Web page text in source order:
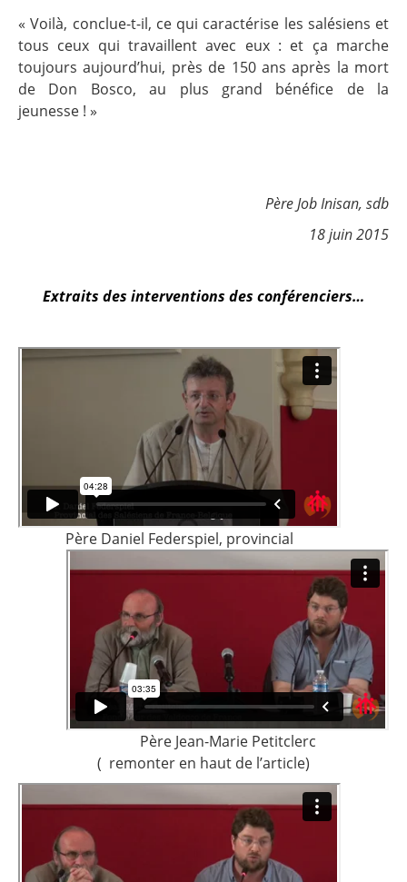
« Voilà, conclue-t-il, ce qui caractérise les salésiens et
tous ceux qui travaillent avec eux : et ça marche
toujours aujourd’hui, près de 150 ans après la mort
de Don Bosco, au plus grand bénéfice de la
jeunesse ! »
Père Job Inisan, sdb
18 juin 2015
Extraits des interventions des conférenciers…
Père Daniel Federspiel, provincial
Père Jean-Marie Petitclerc
( remonter en haut de l’article)